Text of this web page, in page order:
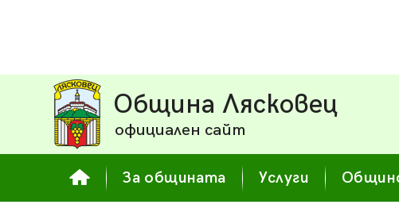
Община Лясковец
официален сайт
За общината Услуги